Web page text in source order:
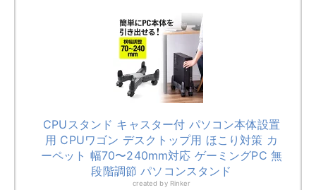
CPUスタンド キャスター付 パソコン本体設置
用 CPUワゴン デスクトップ用 ほこり対策 カ
ーペット 幅70〜240mm対応 ゲーミングPC 無
段階調節 パソコンスタンド
created by Rinker